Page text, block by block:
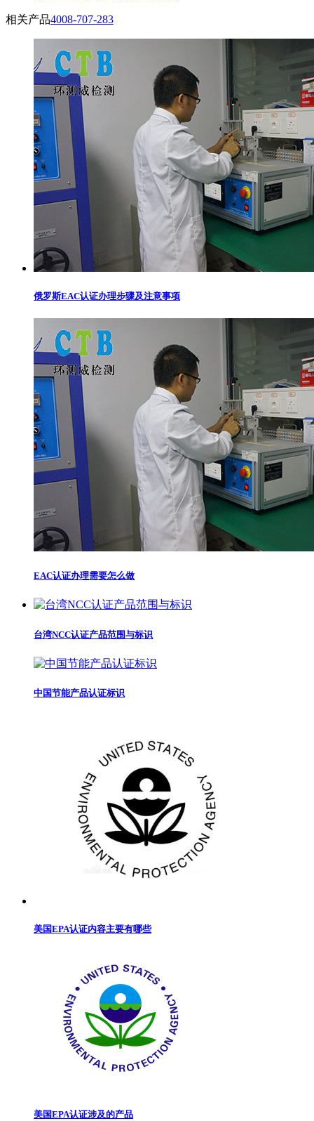
相关产品4008-707-283
俄罗斯EAC认证办理步骤及注意事项
EAC认证办理需要怎么做
台湾NCC认证产品范围与标识
中国节能产品认证标识
美国EPA认证内容主要有哪些
美国EPA认证涉及的产品